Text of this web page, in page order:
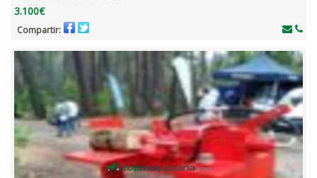
3.100€
Compartir: